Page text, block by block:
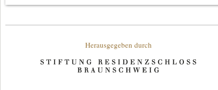
Herausgegeben durch